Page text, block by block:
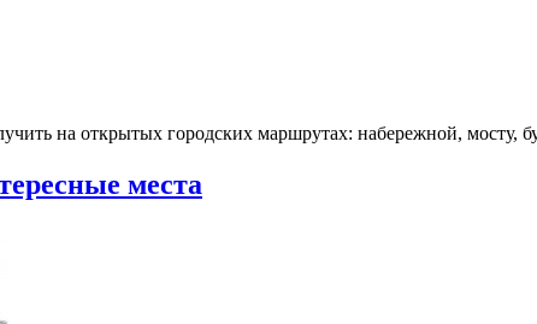
на открытых городских маршрутах: набережной, мосту,
места